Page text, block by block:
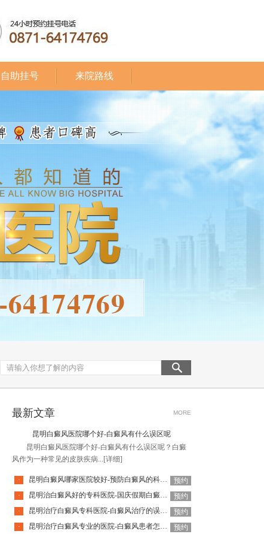
自助挂号 来院路线
最新文章 MORE
昆明白癜风医院哪个好-白癜风有什么误区呢
昆明白癜风医院哪个好-白癜风有什么误区呢？白癜
风作为一种常见的皮肤疾病... [详细]
· 昆明白癜风哪家医院较好-预防白癜风的科学方法是哪些
预约
·
昆明治白癜风好的专科医院-国庆假期白癜风饮食要注意什么
预约
·
昆明治疗白癜风专科医院-白癜风治疗的误区有哪些
预约
·
昆明治疗白癜风专业的医院-白癜风患者怎么做可以释放压力呢
预约